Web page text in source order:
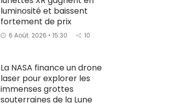
luminosité et baissent
fortement de prix
6 Août. 2026 • 15:30 10
La NASA finance un drone
laser pour explorer les
immenses grottes
souterraines de la Lune